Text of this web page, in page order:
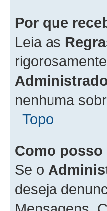
Por que
Leia as
nenhuma
Topo
Como posso
Se o
deseja